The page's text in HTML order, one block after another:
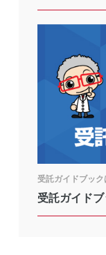
受託ガイドブッ
受託ガイドブ